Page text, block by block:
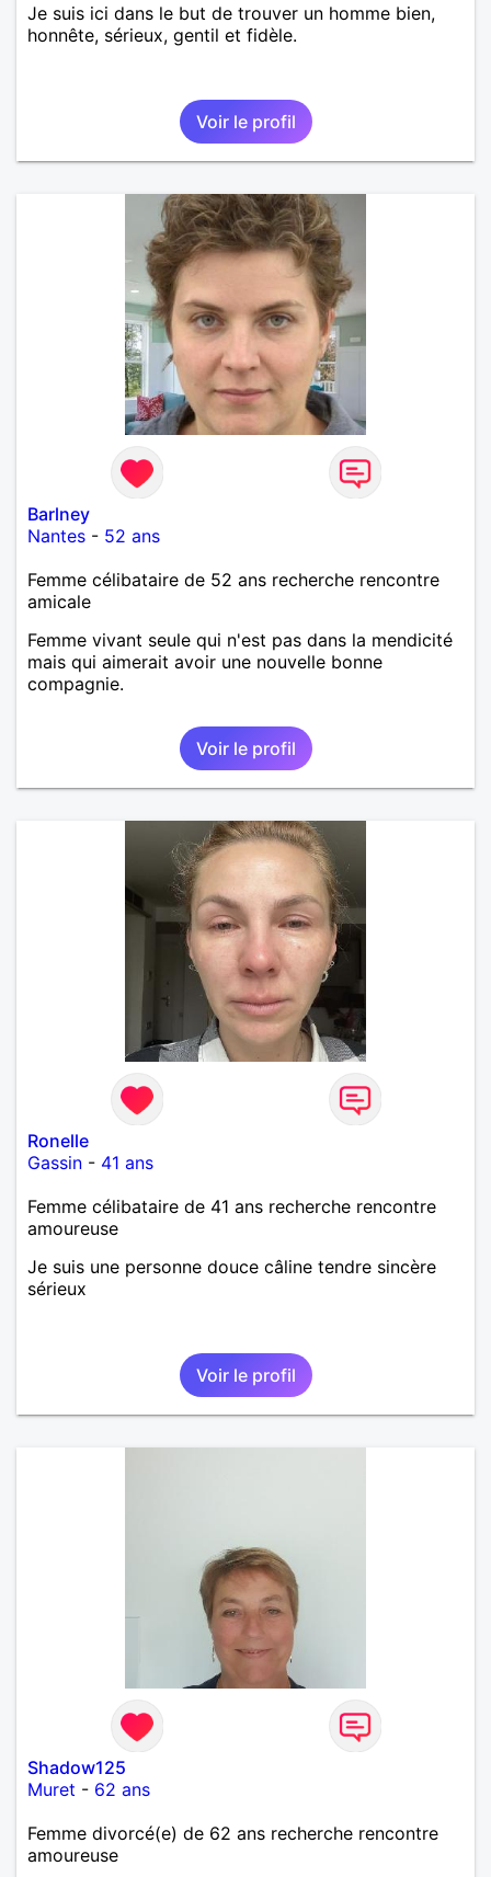
Je suis ici dans le but de trouver un homme bien,
honnête, sérieux, gentil et fidèle.
Voir le profil
Barlney
Nantes - 52 ans
Femme célibataire de 52 ans recherche rencontre
amicale
Femme vivant seule qui n'est pas dans la mendicité
mais qui aimerait avoir une nouvelle bonne
compagnie.
Voir le profil
Ronelle
Gassin - 41 ans
Femme célibataire de 41 ans recherche rencontre
amoureuse
Je suis une personne douce câline tendre sincère
sérieux
Voir le profil
Shadow125
Muret - 62 ans
Femme divorcé(e) de 62 ans recherche rencontre
amoureuse